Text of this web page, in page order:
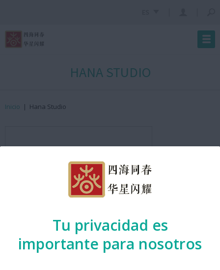
Tu privacidad es
importante para nosotros
HANA STUDIO
Inicio | Hana Studio